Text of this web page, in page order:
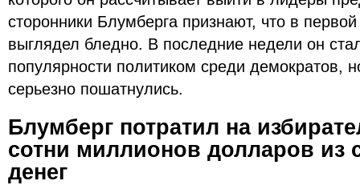
сторонники Блумберга признают, что в
выглядел бледно. В последние недели он
популярности политиком среди демократов,
серьезно пошатнулись.
Блумберг потратил на
сотни миллионов долларов из
денег